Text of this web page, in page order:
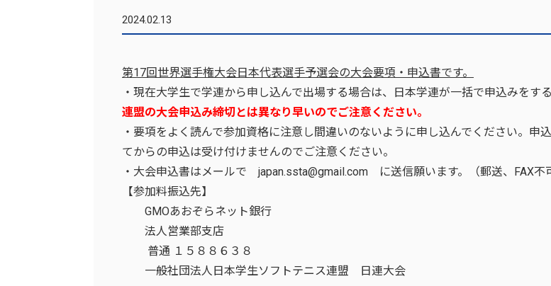
2024.02.13
第17回世界選手権大会日本代表選手予選会の大会要項・申込書です。
・現在大学生で学連から申し込んで出場する場合は、日本学連が一括で申込みをす
連盟の大会申込み締切とは異なり早いのでご注意ください。
・要項をよく読んで参加資格に注意し間違いのないように申し込んでください。
てからの申込は受け付けませんのでご注意ください。
・大会申込書はメールで japan.ssta@gmail.com に送信願います。（郵送、FAX不
【参加料振込先】
GMOあおぞらネット銀行
法人営業部支店
普通 １５８８６３８
一般社団法人日本学生ソフトテニス連盟 日連大会